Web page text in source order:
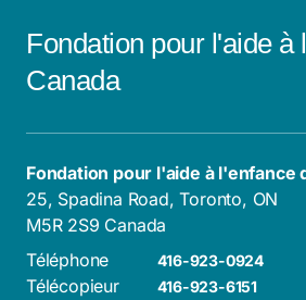
Fondation pour l'aide à
Canada
Fondation pour l'aide à l'enfance
25, Spadina Road, Toronto, ON
M5R 2S9 Canada
Téléphone
416-923-0924
Télécopieur 416-923-6151